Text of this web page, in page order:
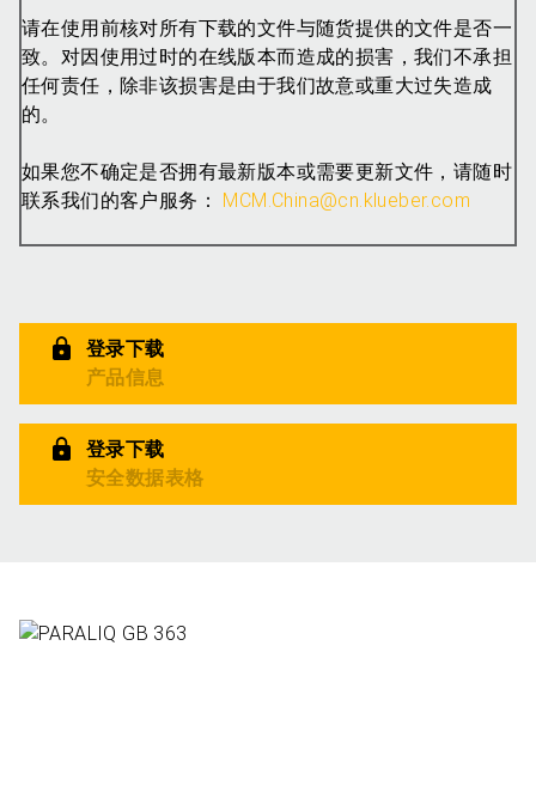
请在使用前核对所有下载的文件与随货提供的文件是否一
致。对因使用过时的在线版本而造成的损害，我们不承担
任何责任，除非该损害是由于我们故意或重大过失造成
的。
如果您不确定是否拥有最新版本或需要更新文件，请随时
联系我们的客户服务： MCM.China@cn.klueber.com
登录下载
产品信息
登录下载
安全数据表格